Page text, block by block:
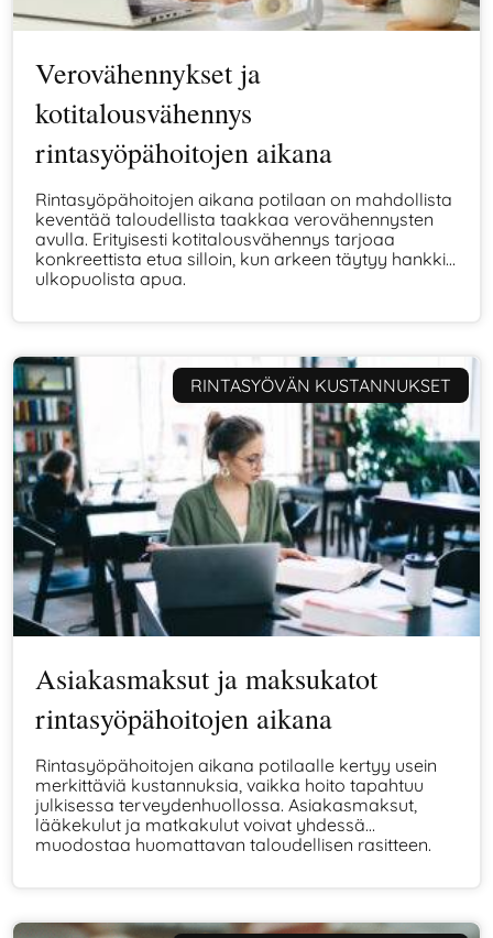
Verovähennykset ja
kotitalousvähennys
rintasyöpähoitojen aikana
Rintasyöpähoitojen aikana potilaan on mahdollista
keventää taloudellista taakkaa verovähennysten
avulla. Erityisesti kotitalousvähennys tarjoaa
konkreettista etua silloin, kun arkeen täytyy hankkia
ulkopuolista apua.
RINTASYÖVÄN KUSTANNUKSET
Asiakasmaksut ja maksukatot
rintasyöpähoitojen aikana
Rintasyöpähoitojen aikana potilaalle kertyy usein
merkittäviä kustannuksia, vaikka hoito tapahtuu
julkisessa terveydenhuollossa. Asiakasmaksut,
lääkekulut ja matkakulut voivat yhdessä
muodostaa huomattavan taloudellisen rasitteen.